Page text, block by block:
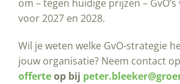
om – tegen huidige prijzen –
voor 2027 en 2028.
Wil je weten welke GvO‑strategie
jouw organisatie? Neem contact
offerteop bij